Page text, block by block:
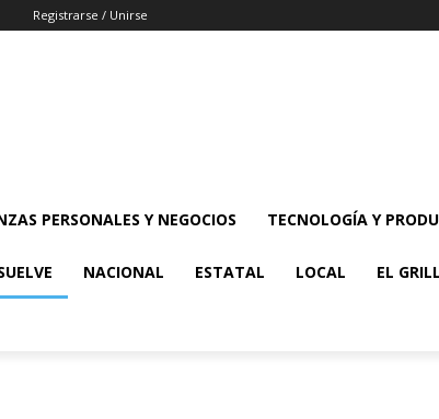
Registrarse / Unirse
PERSONALES Y NEGOCIOS TECNOLOGÍA Y
NACIONAL ESTATAL LOCAL EL